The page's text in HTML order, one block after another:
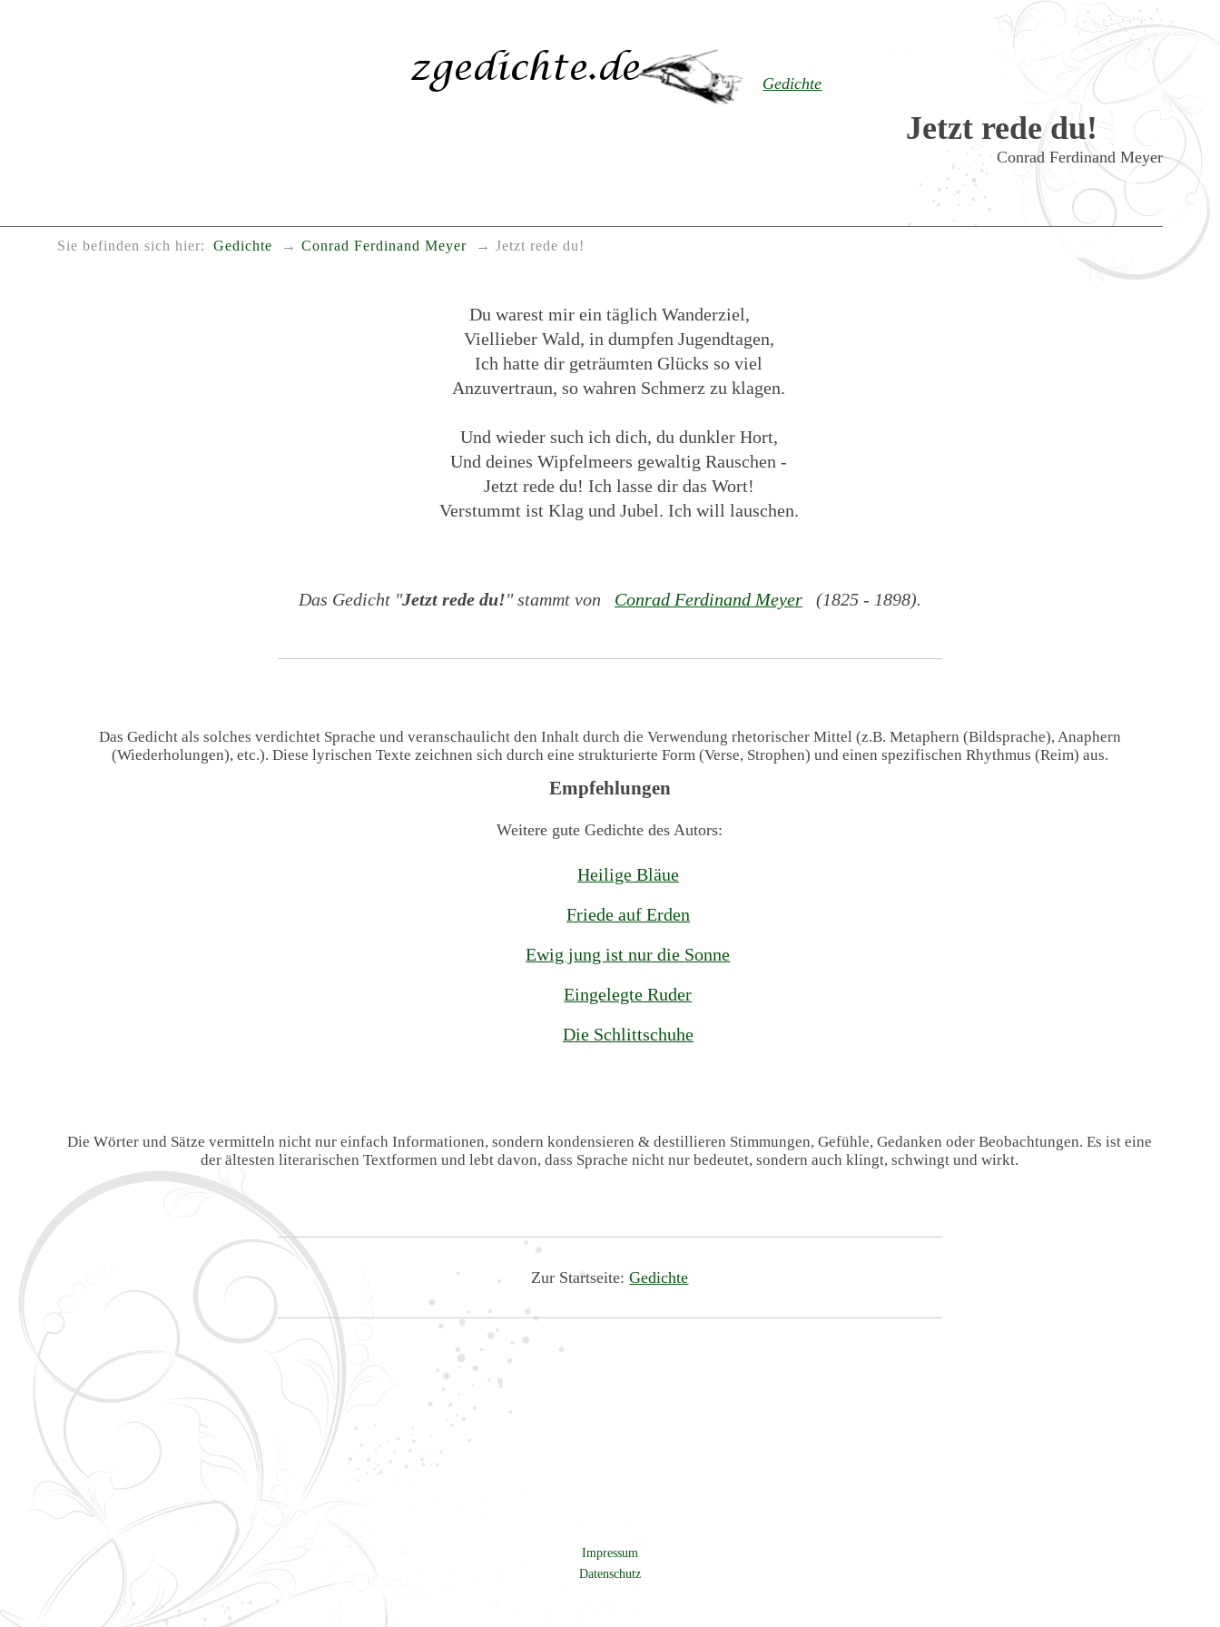
Gedichte
Jetzt rede du!
Conrad Ferdinand Meyer
Sie befinden sich hier: Gedichte Conrad Ferdinand Meyer Jetzt rede du!
Du warest mir ein täglich Wanderziel,
Viellieber Wald, in dumpfen Jugendtagen,
Ich hatte dir geträumten Glücks so viel
Anzuvertraun, so wahren Schmerz zu klagen.
Und wieder such ich dich, du dunkler Hort,
Und deines Wipfelmeers gewaltig Rauschen -
Jetzt rede du! Ich lasse dir das Wort!
Verstummt ist Klag und Jubel. Ich will lauschen.
Das Gedicht "Jetzt rede du!" stammt von Conrad Ferdinand Meyer(1825 - 1898).
Das Gedicht als solches verdichtet Sprache und veranschaulicht den Inhalt durch die Verwendung rhetorischer Mittel (z.B. Metaphern (Bildsprache), Anaphern
(Wiederholungen), etc.). Diese lyrischen Texte zeichnen sich durch eine strukturierte Form (Verse, Strophen) und einen spezifischen Rhythmus (Reim) aus.
Empfehlungen
Weitere gute Gedichte des Autors:
Heilige Bläue
Friede auf Erden
Ewig jung ist nur die Sonne
Eingelegte Ruder
Die Schlittschuhe
Die Wörter und Sätze vermitteln nicht nur einfach Informationen, sondern kondensieren & destillieren Stimmungen, Gefühle, Gedanken oder Beobachtungen. Es ist eine
der ältesten literarischen Textformen und lebt davon, dass Sprache nicht nur bedeutet, sondern auch klingt, schwingt und wirkt.
Zur Startseite:Gedichte
Impressum
Datenschutz